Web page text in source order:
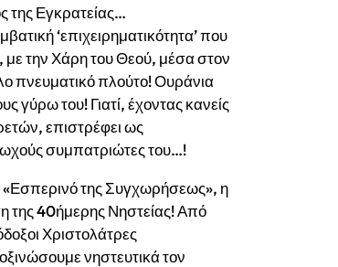
της Εγκρατείας…
‘επιχειρηματικότητα’ που
την Χάρη του Θεού, μέσα στον
πνευματικό πλούτο! Ουράνια
του! Γιατί, έχοντας κανείς
επιστρέφει ως
συμπατριώτες του…!
«Εσπερινό της Συγχωρήσεως», η
της 40ήμερης Νηστείας! Από
Χριστολάτρες
νηστευτικά τον